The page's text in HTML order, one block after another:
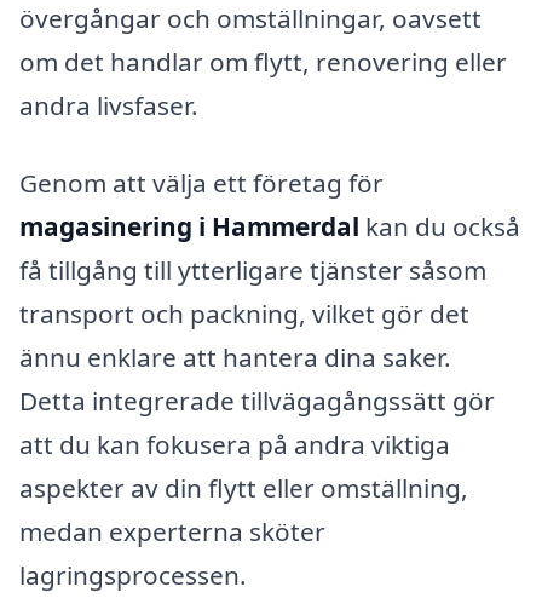
övergångar och omställningar, oavsett
om det handlar om flytt, renovering eller
andra livsfaser.
Genom att välja ett företag för
magasinering i Hammerdal kan du också
få tillgång till ytterligare tjänster såsom
transport och packning, vilket gör det
ännu enklare att hantera dina saker.
Detta integrerade tillvägagångssätt gör
att du kan fokusera på andra viktiga
aspekter av din flytt eller omställning,
medan experterna sköter
lagringsprocessen.